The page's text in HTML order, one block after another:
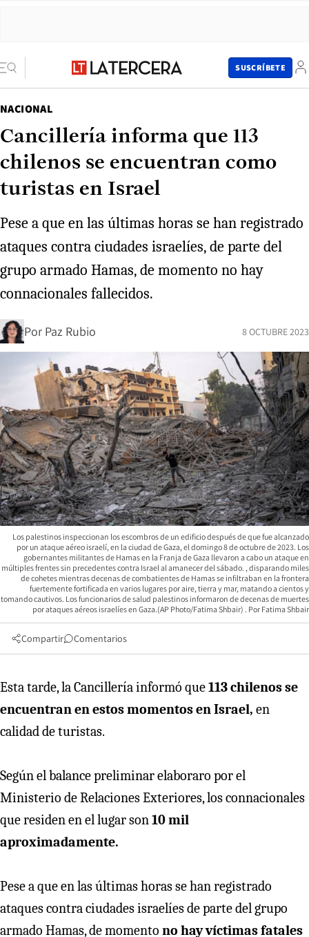
SUSCRÍBETE
NACIONAL
Cancillería informa que 113
chilenos se encuentran como
turistas en Israel
Pese a que en las últimas horas se han registrado
ataques contra ciudades israelíes, de parte del
grupo armado Hamas, de momento no hay
connacionales fallecidos.
Por Paz Rubio 8 OCTUBRE 2023
Los palestinos inspeccionan los escombros de un edificio después de que fue alcanzado
por un ataque aéreo israelí, en la ciudad de Gaza, el domingo 8 de octubre de 2023. Los
gobernantes militantes de Hamas en la Franja de Gaza llevaron a cabo un ataque en
múltiples frentes sin precedentes contra Israel al amanecer del sábado. , disparando miles
de cohetes mientras decenas de combatientes de Hamas se infiltraban en la frontera
fuertemente fortificada en varios lugares por aire, tierra y mar, matando a cientos y
tomando cautivos. Los funcionarios de salud palestinos informaron de decenas de muertes
por ataques aéreos israelíes en Gaza.(AP Photo/Fatima Shbair)
Fatima Shbair
Compartir Comentarios
Esta tarde, la Cancillería informó que113 chilenos se
encuentran en estos momentos en Israel, en
calidad de turistas.
Según el balance preliminar elaboraro por el
Ministerio de Relaciones Exteriores, los connacionales
que residen en el lugar son10 mil
aproximadamente.
Pese a que en las últimas horas se han registrado
ataques contra ciudades israelíes de parte del grupo
armado Hamas, de momento no hay víctimas fatales